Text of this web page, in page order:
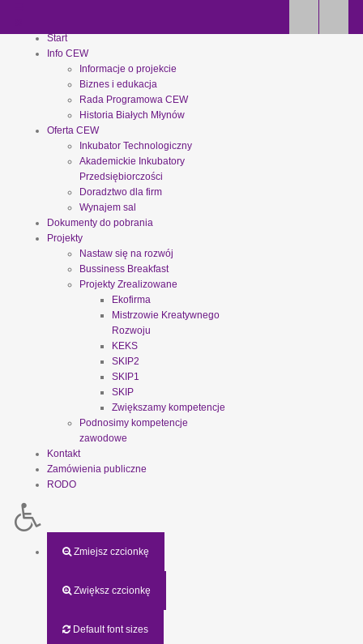
Start
Info CEW
Informacje o projekcie
Biznes i edukacja
Rada Programowa CEW
Historia Białych Młynów
Oferta CEW
Inkubator Technologiczny
Akademickie Inkubatory
Przedsiębiorczości
Doradztwo dla firm
Wynajem sal
Dokumenty do pobrania
Projekty
Nastaw się na rozwój
Bussiness Breakfast
Projekty Zrealizowane
Ekofirma
Mistrzowie Kreatywnego
Rozwoju
KEKS
SKIP2
SKIP1
SKIP
Zwiększamy kompetencje
Podnosimy kompetencje
zawodowe
Kontakt
Zamówienia publiczne
RODO
Zmiejsz czcionkę
Zwiększ czcionkę
Default font sizes